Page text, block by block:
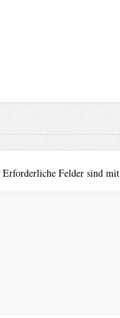
Erforderliche Felder sind mit